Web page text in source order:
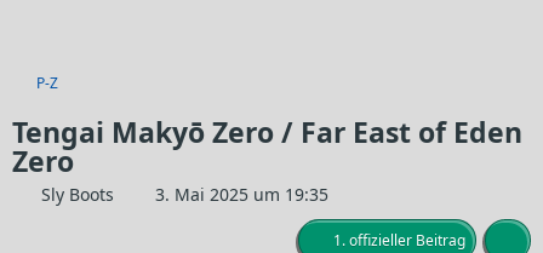
P-Z
Tengai Makyō Zero / Far East of Eden
Zero
Sly Boots 3. Mai 2025 um 19:35
1. offizieller Beitrag